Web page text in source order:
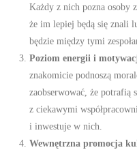
Każdy z nich pozna osoby
że im lepiej będą się znali
będzie między tymi
Poziom energii i
znakomicie podnoszą
zaobserwować, że potrafią
z ciekawymi
i inwestuje w nich.
Wewnętrzna promocja